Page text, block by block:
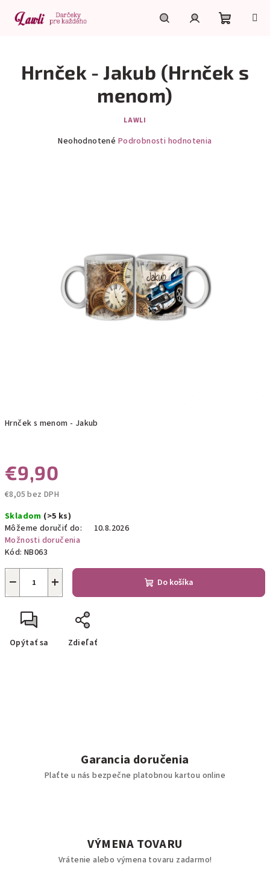
obsah
košík
Hrnček s menom - Jakub
€9,90
€8,05 bez DPH
cena:
Skladom (>5 ks)
Môžeme doručiť do:
10.8.2026
Možnosti doručenia
Kód: NB063
+
− Do košíka
Opýtať sa Zdieľať
Hrnček - Jakub (Hrnček s
menom)
LAWLI
Neohodnotené Podrobnosti hodnotenia
Garancia doručenia
Plaťte u nás bezpečne platobnou kartou online
VÝMENA TOVARU
Vrátenie alebo výmena tovaru zadarmo!